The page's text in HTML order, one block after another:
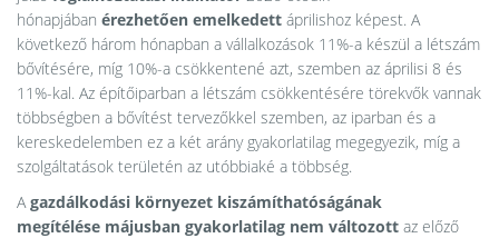
hónapjában érezhetően emelkedett áprilishoz képest. A
következő három hónapban a vállalkozások 11%-a készül a létszám
bővítésére, míg 10%-a csökkentené azt, szemben az áprilisi 8 és
11%-kal. Az építőiparban a létszám csökkentésére törekvők vannak
többségben a bővítést tervezőkkel szemben, az iparban és a
kereskedelemben ez a két arány gyakorlatilag megegyezik, míg a
szolgáltatások területén az utóbbiaké a többség.
Agazdálkodási környezet kiszámíthatóságának
megítélése májusban gyakorlatilag nem változott az előző